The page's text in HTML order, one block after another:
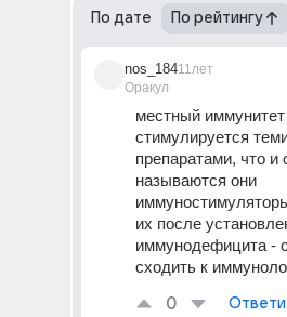
По дате По рейтингу
nos_184
Оракул
11лет
местный иммунитет
стимулируется
препаратами, что и
называются они
их после
иммунодефицита -
сходить к
0